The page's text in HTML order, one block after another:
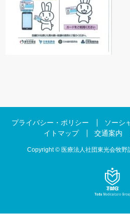
プライバシー・ポリシー ソーシ
イトマップ
交通案内
Copyright © 医療法人社団東光会牧野